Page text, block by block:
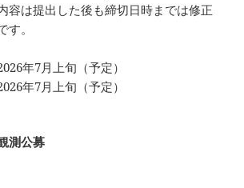
容は提出した後も締切日時までは修正
。
年7月上旬（予定）
年7月上旬（予定）
測公募